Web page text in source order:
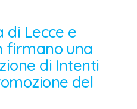
di Lecce e
firmano una
di Intenti
del